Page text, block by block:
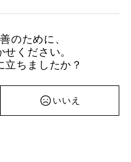
のために、
ください。
立ちましたか？
いいえ